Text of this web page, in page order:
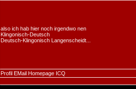
also ich hab hier noch irgendwo nen
Klingonisch-Deutsch
Deutsch-Klingonisch Langenscheidt...
Profil EMail Homepage ICQ